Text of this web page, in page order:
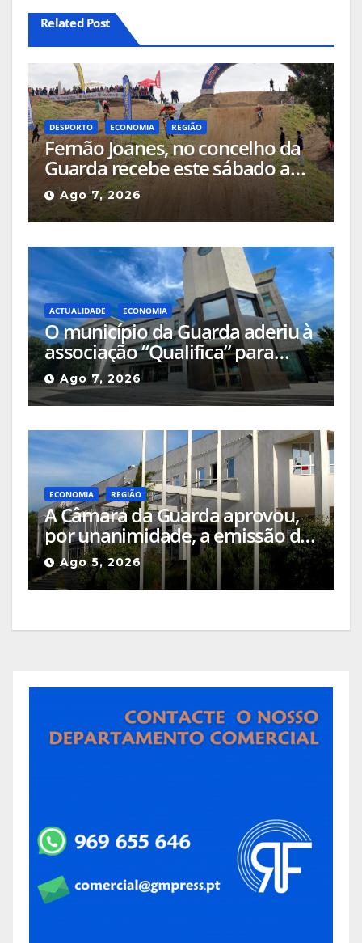
Related Post
DESPORTO ECONOMIA REGIÃO
Fernão Joanes, no concelho da
Guarda recebe este sábado a
Etapa do Campeonato Nacional
de Supercross
Ago 7, 2026
ACTUALIDADE ECONOMIA
O município da Guarda aderiu à
associação “Qualifica” para
certificar e valorizar os produtos
locais
Ago 7, 2026
ECONOMIA REGIÃO
A Câmara da Guarda aprovou,
por unanimidade, a emissão do
parecer favorável de estatuto
de Utilidade Pública para o
NERGA
Ago 5, 2026